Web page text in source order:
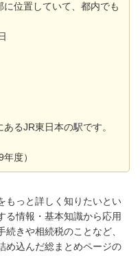
位置していて、都内でも
るJR東日本の駅です。
度）
っと詳しく知りたいとい
る情報・基本知識から応用
きや相続税のことなど、
め込んだ総まとめページの